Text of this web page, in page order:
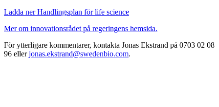
Ladda ner Handlingsplan för life science
Mer om innovationsrådet på regeringens hemsida.
För ytterligare kommentarer, kontakta Jonas Ekstrand på 0703 02 08
96 ellerjonas.ekstrand@swedenbio.com.